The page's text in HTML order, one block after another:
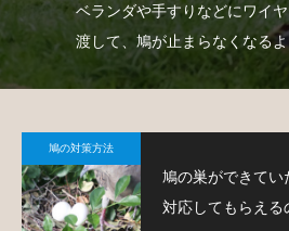
ベランダや手すりなどにワイ
渡して、鳩が止まらなくなる
す。
鳩の対策方法
鳩の巣ができてい
対応してもらえる